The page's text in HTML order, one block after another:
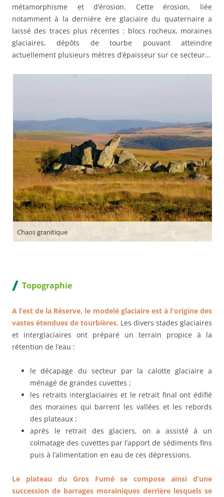
métamorphisme et d’érosion. Cette érosion, liée
notamment à la dernière ère glaciaire du quaternaire a
laissé des traces plus récentes : blocs rocheux, moraines
glaciaires, dépôts de tourbe pouvant atteindre
actuellement plusieurs mètres d’épaisseur sur ce secteur…
Chaos granitique
Topographie
A l’est de la Réserve, le modelé glaciaire est à l'origine des
vastes étendues de tourbières. Les divers stades glaciaires
et interglaciaires ont préparé un terrain propice à la
rétention de l’eau :
le décapage du secteur par la calotte glaciaire a
ménagé de grandes cuvettes ;
les retraits interglaciaires et le retrait final ont édifié
des moraines qui barrent les vallées et les rebords
des plateaux ;
après le retrait des glaciers, on a assisté à un
colmatage des cuvettes par l’apport de sédiments fins
puis à l’alimentation en eau de ces dépressions.
Le plateau du Gros Fumé se compose ainsi d’une
succession de barrages morainiques derrière lesquels se